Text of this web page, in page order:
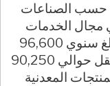
حسب الصناعات
مجال الخدمات
المهنية، العلمية والتقنية يتقاضون مبلغ سنوي 96,600
دولار، والعاملين في تصنيع معدات النقل حوالي 90,250
المعدنية